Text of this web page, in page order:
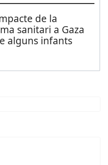
de la
sanitari a Gaza
alguns infants